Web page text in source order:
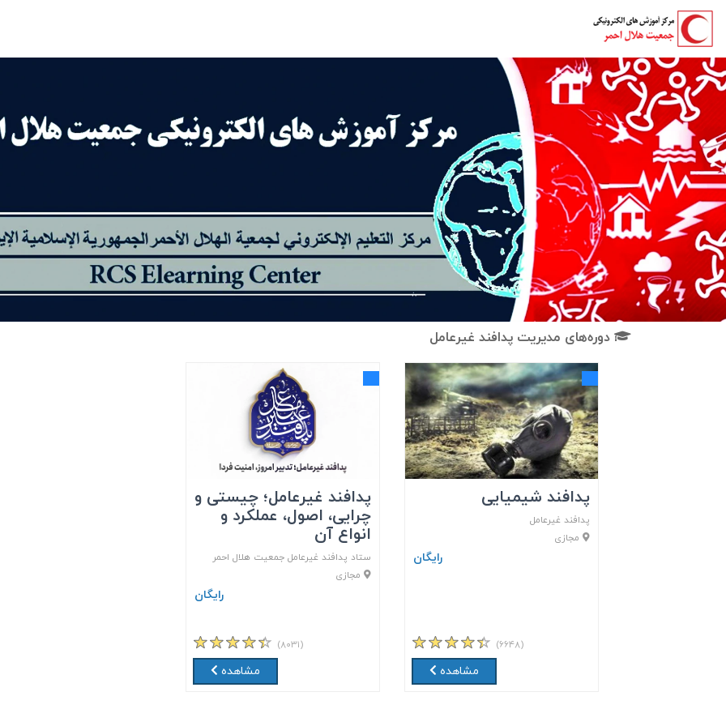
دوره‌های مدیریت پدافند غیرعامل
پدافند شیمیایی
پدافند غیرعامل
مجازی
رایگان
(۶۶۴۸)
مشاهده
پدافند غیرعامل؛ چیستی و
چرایی، اصول، عملکرد و
انواع آن
ستاد پدافند غیرعامل جمعیت هلال احمر
مجازی
رایگان
(۸۰۳۱)
مشاهده